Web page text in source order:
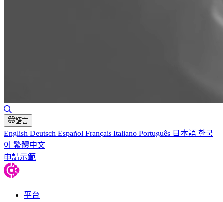
切換搜尋
語言
English Deutsch Español Français Italiano Português 日本語 한국
어 繁體中文
申請示範
平台